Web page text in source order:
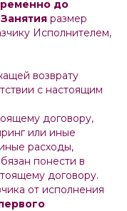
до
размер
Исполнителем,
возврату
с настоящим
договору,
или иные
расходы,
понести в
договору.
от исполнения